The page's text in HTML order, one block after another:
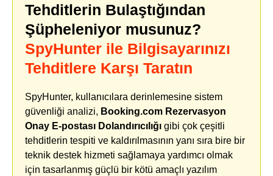
Tehditlerin Bulaştığından
Şüpheleniyor musunuz?
SpyHunter ile Bilgisayarınızı
Tehditlere Karşı Taratın
SpyHunter, kullanıcılara derinlemesine sistem
güvenliği analizi, Booking.com Rezervasyon
Onay E-postası Dolandırıcılığı gibi çok çeşitli
tehditlerin tespiti ve kaldırılmasının yanı sıra bire bir
teknik destek hizmeti sağlamaya yardımcı olmak
için tasarlanmış güçlü bir kötü amaçlı yazılım